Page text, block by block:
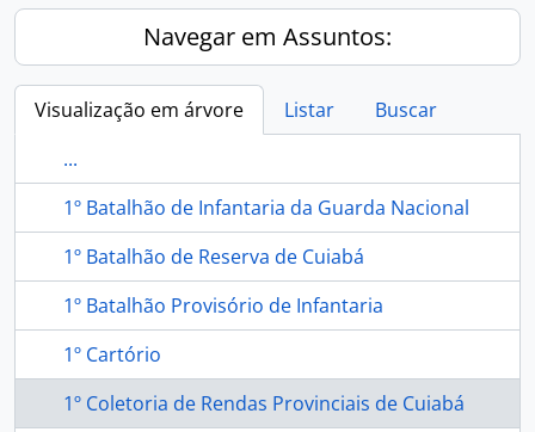
Navegar em Assuntos:
Visualização em árvore Listar
Buscar
...
1º Batalhão de Infantaria da Guarda Nacional
1º Batalhão de Reserva de Cuiabá
1º Batalhão Provisório de Infantaria
1º Cartório
1º Coletoria de Rendas Provinciais de Cuiabá